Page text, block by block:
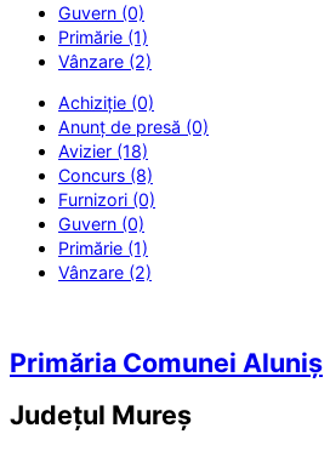
Guvern (0)
Primărie (1)
Vânzare (2)
Achiziție (0)
Anunț de presă (0)
Avizier (18)
Concurs (8)
Furnizori (0)
Guvern (0)
Primărie (1)
Vânzare (2)
Primăria Comunei Aluniș
Județul Mureș